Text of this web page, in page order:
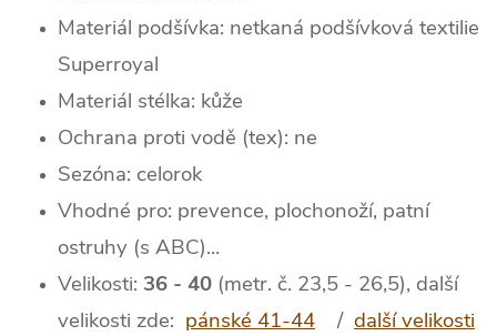
Materiál podšívka: netkaná podšívková textilie
Superroyal
Materiál stélka: kůže
Ochrana proti vodě (tex): ne
Sezóna: celorok
Vhodné pro: prevence, plochonoží, patní
ostruhy (s ABC)...
Velikosti: 36 - 40 (metr. č. 23,5 - 26,5), další
velikosti zde: pánské 41-44 / další velikosti